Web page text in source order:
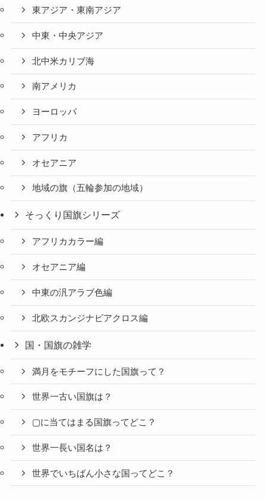
東アジア・東南アジア
中東・中央アジア
北中米カリブ海
南アメリカ
ヨーロッパ
アフリカ
オセアニア
地域の旗（五輪参加の地域）
そっくり国旗シリーズ
アフリカカラー編
オセアニア編
中東の汎アラブ色編
北欧スカンジナビアクロス編
国・国旗の雑学
満月をモチーフにした国旗って？
世界一古い国旗は？
▢に当てはまる国旗ってどこ？
世界一長い国名は？
世界でいちばん小さな国ってどこ？